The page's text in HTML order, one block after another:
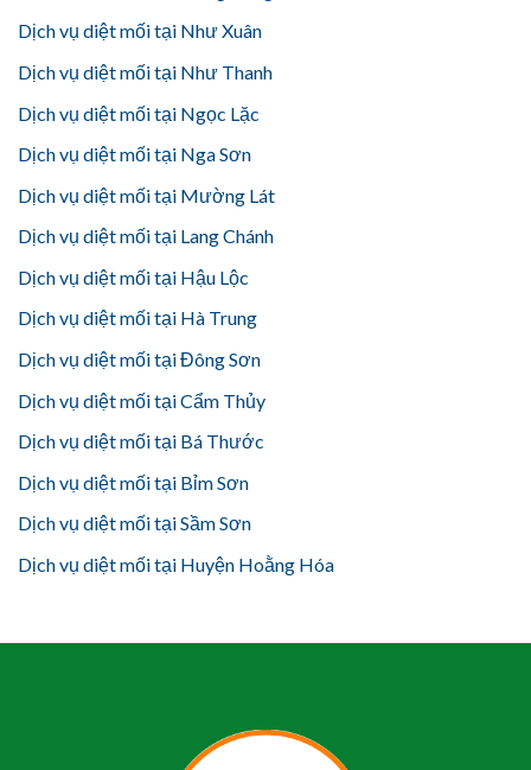
Dịch vụ diệt mối tại Như Xuân
Dịch vụ diệt mối tại Như Thanh
Dịch vụ diệt mối tại Ngọc Lặc
Dịch vụ diệt mối tại Nga Sơn
Dịch vụ diệt mối tại Mường Lát
Dịch vụ diệt mối tại Lang Chánh
Dịch vụ diệt mối tại Hậu Lộc
Dịch vụ diệt mối tại Hà Trung
Dịch vụ diệt mối tại Đông Sơn
Dịch vụ diệt mối tại Cẩm Thủy
Dịch vụ diệt mối tại Bá Thước
Dịch vụ diệt mối tại Bỉm Sơn
Dịch vụ diệt mối tại Sầm Sơn
Dịch vụ diệt mối tại Huyện Hoằng Hóa